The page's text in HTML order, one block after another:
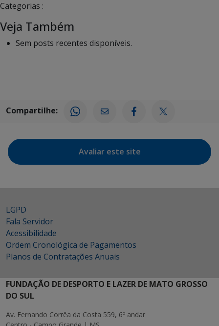
Categorias :
Veja Também
Sem posts recentes disponíveis.
Compartilhe:
Avaliar este site
LGPD
Fala Servidor
Acessibilidade
Ordem Cronológica de Pagamentos
Planos de Contratações Anuais
FUNDAÇÃO DE DESPORTO E LAZER DE MATO GROSSO
DO SUL
Av. Fernando Corrêa da Costa 559, 6º andar